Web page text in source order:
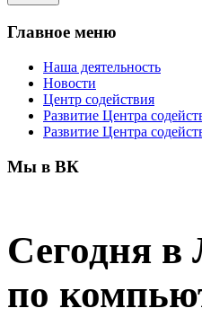
Главное меню
Наша деятельность
Новости
Центр содействия
Развитие Центра
Развитие Центра
Мы в ВК
Сегодня в
по